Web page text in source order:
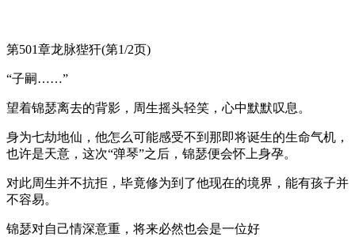
第501章龙脉狴犴(第1/2页)
“子嗣……”
望着锦瑟离去的背影，周生摇头轻笑，心中默默叹息。
身为七劫地仙，他怎么可能感受不到那即将诞生的生命气机，
也许是天意，这次“弹琴”之后，锦瑟便会怀上身孕。
对此周生并不抗拒，毕竟修为到了他现在的境界，能有孩子并
不容易。
锦瑟对自己情深意重，将来必然也会是一位好